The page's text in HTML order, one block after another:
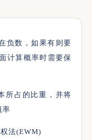
负数，如果有则要
计算概率时需要保
所占的比重，并将
率